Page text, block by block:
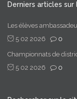
Derniers articles sur
Les élèves
5 02 2026
0
Championnats de
5 02 2026
0